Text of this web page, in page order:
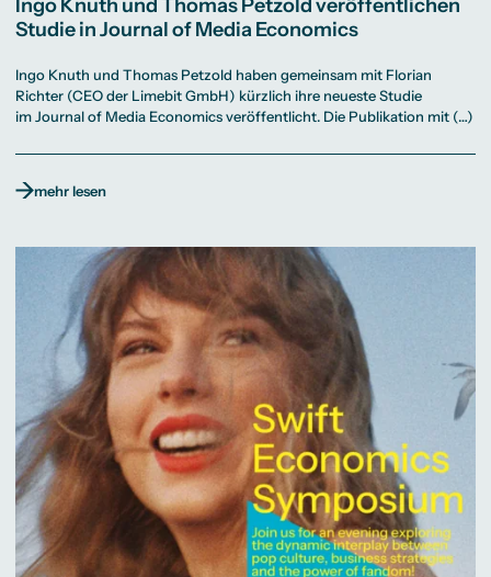
Ingo Knuth und Thomas Petzold veröffentlichen
Studie in Journal of Media Economics
Ingo Knuth und Thomas Petzold haben gemeinsam mit Florian
Richter (CEO der Limebit GmbH) kürzlich ihre neueste Studie
im Journal of Media Economics veröffentlicht. Die Publikation mit (…)
mehr lesen